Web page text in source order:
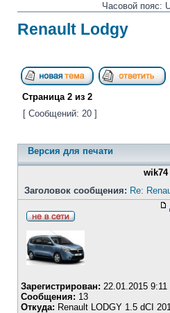
Часовой пояс:
Renault Lodgy
Страница 2 из 2
[ Сообщений: 20 ]
Версия для печати
wik74
Заголовок сообщения: Re:
Зарегистрирован: 22.01.2015 9:11
Сообщения: 13
Откуда: Renault LODGY 1.5 dCI